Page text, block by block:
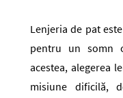
Lenjeria de pat
pentru un somn
acestea, alegerea
misiune dificilă,